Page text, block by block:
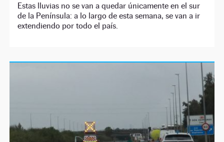
Estas lluvias no se van a quedar únicamente en el sur
de la Península: a lo largo de esta semana, se van a ir
extendiendo por todo el país.